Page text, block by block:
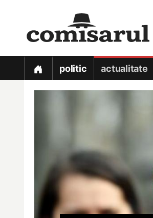
politic actualitate